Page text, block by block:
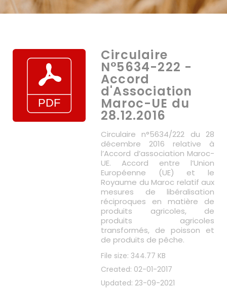
Circulaire
N°5634-222 -
Accord
d'Association
Maroc-UE du
28.12.2016
Circulaire n°5634/222 du 28
décembre 2016 relative à
l’Accord d’association Maroc-
UE. Accord entre l’Union
Européenne (UE) et le
Royaume du Maroc relatif aux
mesures de libéralisation
réciproques en matière de
produits agricoles, de
produits agricoles
transformés, de poisson et
de produits de pêche.
File size: 344.77 KB
Created: 02-01-2017
Updated: 23-09-2021